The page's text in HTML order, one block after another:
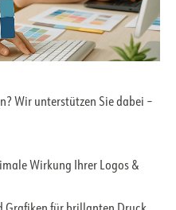
Wir unterstützen Sie dabei –
Wirkung Ihrer Logos &